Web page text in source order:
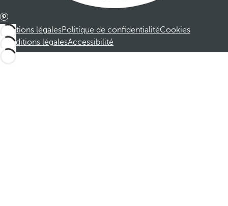
Mentions légalesPolitique de confidentialitéCookies
Conditions légalesAccessibilité